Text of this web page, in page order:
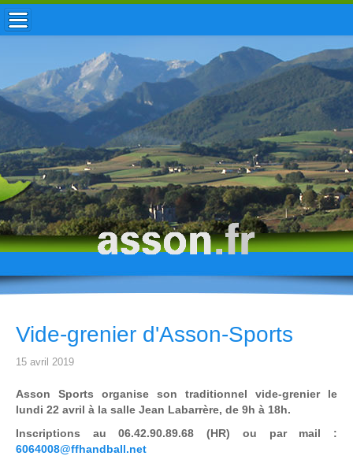
ACCUEIL / INFOS
MUNICIPALITÉ
VIE LOCALE
ENFANCE
TOURISME
HISTOIRE
Vide-grenier d'Asson-Sports
15 avril 2019
Asson Sports organise son traditionnel vide-grenier le
lundi 22 avril à la salle Jean Labarrère, de 9h à 18h.
Inscriptions au 06.42.90.89.68 (HR) ou par mail :
6064008@ffhandball.net